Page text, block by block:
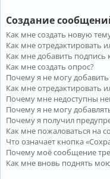
Создание
Как мне создать новую
Как мне отредактировать
Как мне добавить
Как мне создать опрос?
Почему я не могу
Как мне отредактировать
Почему мне недоступны
Почему я не могу
Почему я получил
Как мне пожаловаться на
Что означает кнопка
Почему моё сообщение
Как мне вновь поднять